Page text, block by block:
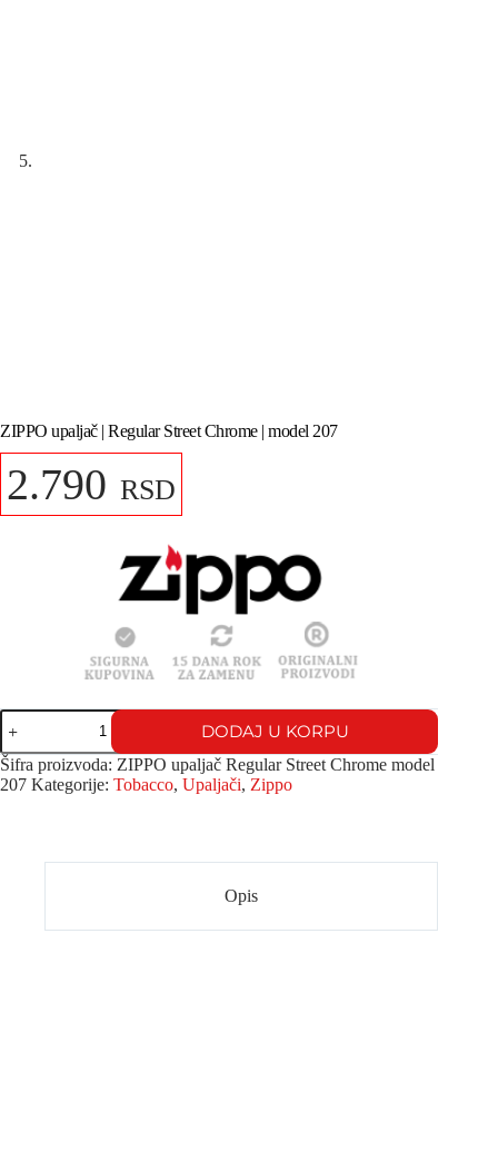
ZIPPO upaljač | Regular Street Chrome | model 207
2.790 RSD
DODAJ U KORPU
Šifra proizvoda: ZIPPO upaljač Regular Street Chrome model
207 Kategorije: Tobacco, Upaljači, Zippo
Opis